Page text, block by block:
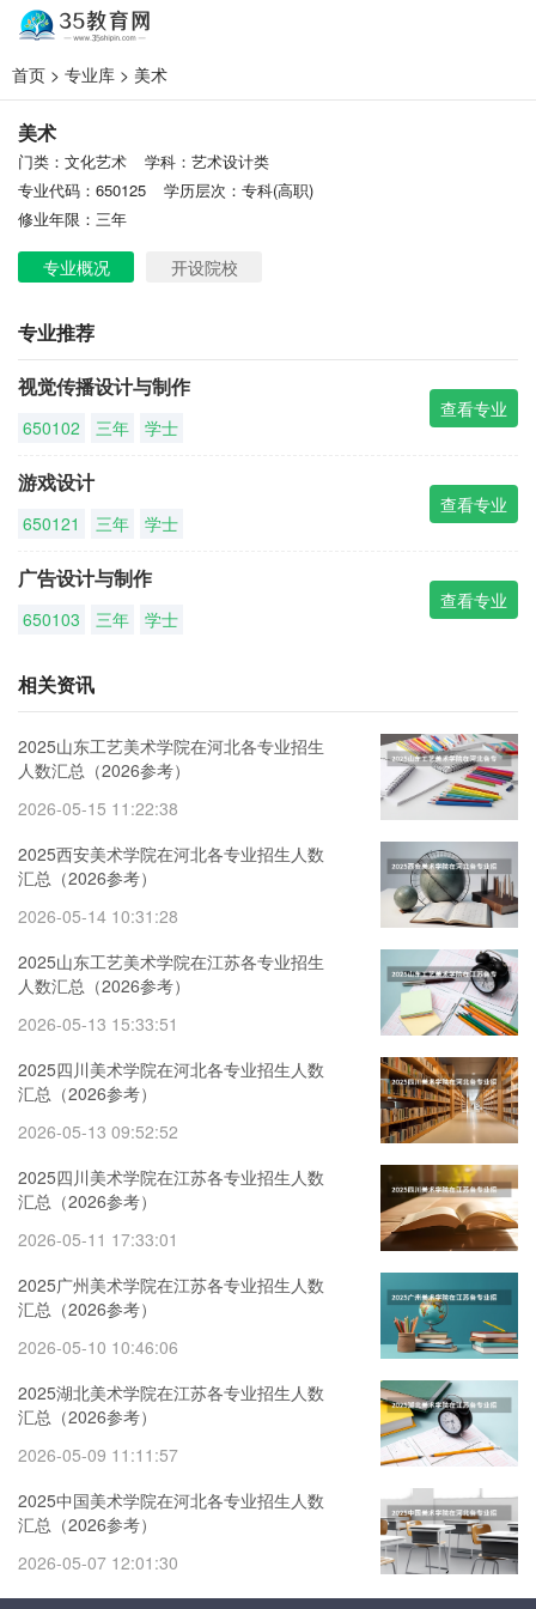
首页 > 专业库 > 美术
美术
门类：文化艺术
学科：艺术设计类
专业代码：650125
学历层次：专科(高职)
修业年限：三年
专业概况 开设院校
专业推荐
视觉传播设计与制作
650102 三年 学士
查看专业
游戏设计
650121 三年 学士
查看专业
广告设计与制作
650103 三年 学士
查看专业
相关资讯
2025山东工艺美术学院在河北各专业招生
人数汇总（2026参考）
2026-05-15 11:22:38
2025西安美术学院在河北各专业招生人数
汇总（2026参考）
2026-05-14 10:31:28
2025山东工艺美术学院在江苏各专业招生
人数汇总（2026参考）
2026-05-13 15:33:51
2025四川美术学院在河北各专业招生人数
汇总（2026参考）
2026-05-13 09:52:52
2025四川美术学院在江苏各专业招生人数
汇总（2026参考）
2026-05-11 17:33:01
2025广州美术学院在江苏各专业招生人数
汇总（2026参考）
2026-05-10 10:46:06
2025湖北美术学院在江苏各专业招生人数
汇总（2026参考）
2026-05-09 11:11:57
2025中国美术学院在河北各专业招生人数
汇总（2026参考）
2026-05-07 12:01:30